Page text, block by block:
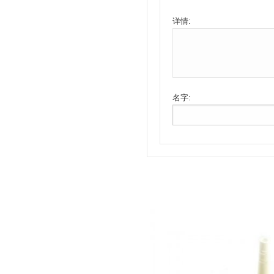
详情:
名字: